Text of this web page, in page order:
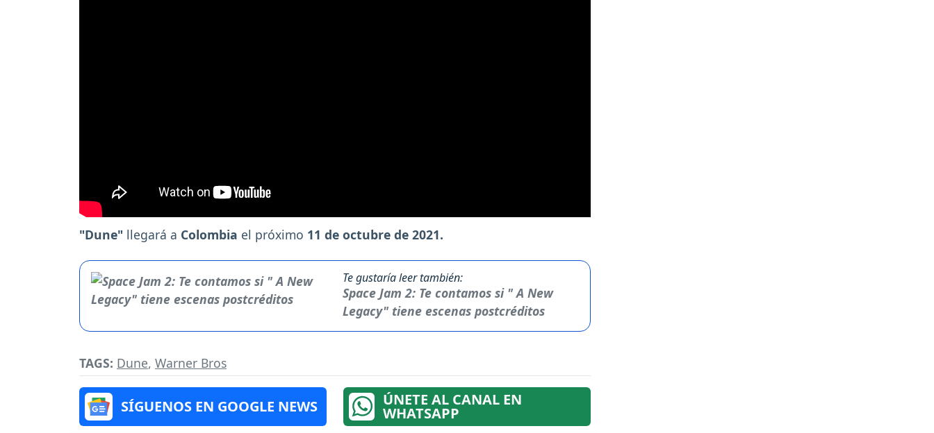
"Dune" llegará a Colombia el próximo 11 de octubre de 2021.
Te gustaría leer también:
Space Jam 2: Te contamos si " A New
Legacy" tiene escenas postcréditos
TAGS: Dune, Warner Bros
SÍGUENOS EN GOOGLE NEWS ÚNETE AL CANAL EN
WHATSAPP